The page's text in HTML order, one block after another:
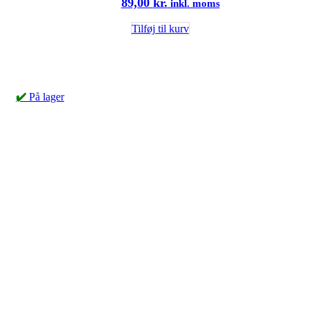
89,00 kr. inkl. moms
Tilføj til kurv
✔️ På lager